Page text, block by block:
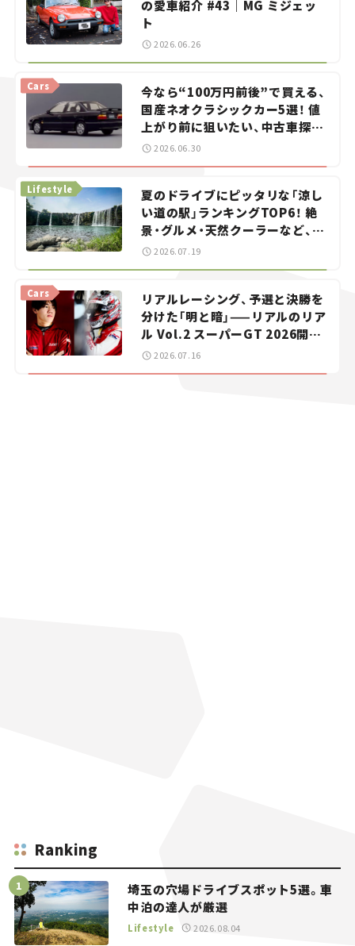
の愛車紹介 #43｜MG ミジェッ
ト
2026.06.26
今なら“100万円前後”で買える、
国産ネオクラシックカー5選！ 値
上がり前に狙いたい、中古車探し
をお手伝い――ちょっとイケてるマ
Cars
2026.06.30
夏のドライブにピッタリな「涼し
い道の駅」ランキングTOP6！ 絶
景・グルメ・天然クーラーなど、避
暑におすすめのスポットを紹介
Lifestyle
2026.07.19
リアルレーシング、予選と決勝を
分けた「明と暗」——リアルのリア
ル Vol.2 スーパーGT 2026開幕
戦 岡山国際サーキット
Cars
2026.07.16
Ranking
埼玉の穴場ドライブスポット5選。車
中泊の達人が厳選
Lifestyle 2026.08.04